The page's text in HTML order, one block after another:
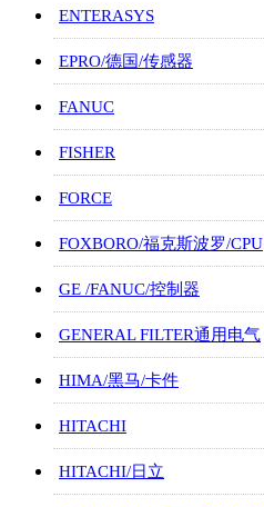
ENTERASYS
EPRO/德国/传感器
FANUC
FISHER
FORCE
FOXBORO/福克斯波罗/CPU
GE /FANUC/控制器
GENERAL FILTER通用电气
HIMA/黑马/卡件
HITACHI
HITACHI/日立